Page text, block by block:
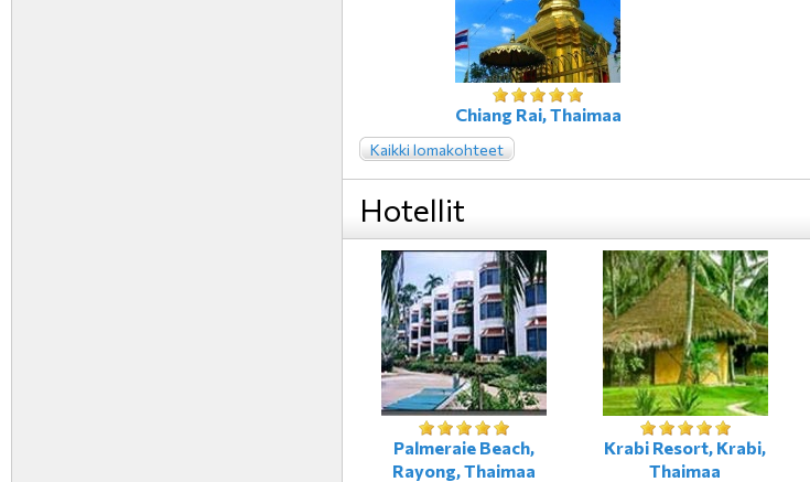
Chiang Rai, Thaimaa
Kaikki lomakohteet
Hotellit
Palmeraie Beach,
Rayong, Thaimaa
Krabi Resort, Krabi,
Thaimaa